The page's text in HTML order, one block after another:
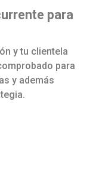
para
y tu clientela
para
y además